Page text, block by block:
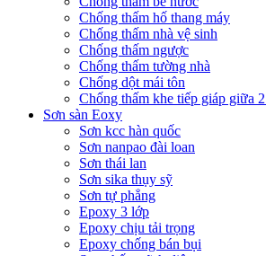
Chống thấm hố thang máy
Chống thấm nhà vệ sinh
Chống thấm ngược
Chống thấm tường nhà
Chống dột mái tôn
Chống thấm khe tiếp giáp giữa
Sơn sàn Eoxy
Sơn kcc hàn quốc
Sơn nanpao đài loan
Sơn thái lan
Sơn sika thụy sỹ
Sơn tự phẳng
Epoxy 3 lớp
Epoxy chịu tải trọng
Epoxy chống bán bụi